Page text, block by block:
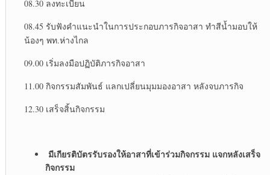
08.30 ลงทะเบียน
08.45 รับฟังคำแนะนำในการประกอบภารกิจอาสา ทำสีน้ำมอบให้
น้องๆ พท.ห่างไกล
09.00 เริ่มลงมือปฏิบัติภารกิจอาสา
11.00 กิจกรรมสัมพันธ์ แลกเปลี่ยนมุมมองอาสา หลังจบภารกิจ
12.30 เสร็จสิ้นกิจกรรม
มีเกียรติบัตรรับรองให้อาสาที่เข้าร่วมกิจกรรม แจกหลังเสร็จ
กิจกรรม